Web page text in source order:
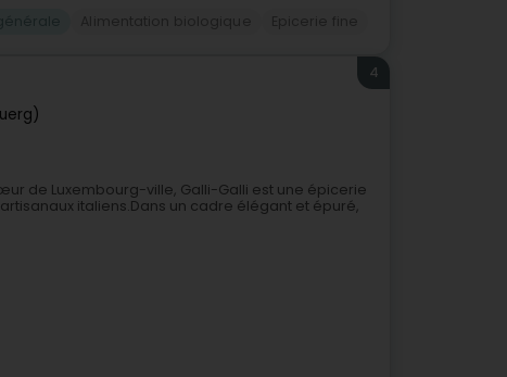
4
de Luxembourg-ville, Galli-Galli est une épicerie
italiens.Dans un cadre élégant et épuré,